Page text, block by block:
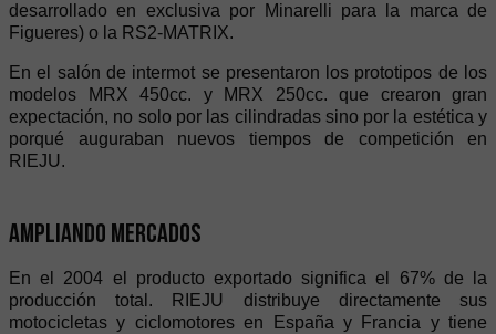
desarrollado en exclusiva por Minarelli para la marca de
Figueres) o la RS2-MATRIX.
En el salón de intermot se presentaron los prototipos de los
modelos MRX 450cc. y MRX 250cc. que crearon gran
expectación, no solo por las cilindradas sino por la estética y
porqué auguraban nuevos tiempos de competición en
RIEJU.
Ampliando mercados
En el 2004 el producto exportado significa el 67% de la
producción total. RIEJU distribuye directamente sus
motocicletas y ciclomotores en España y Francia y tiene